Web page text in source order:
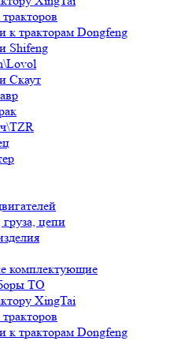
к тракторам Dongfeng
Shifeng
Скаут
цепи
комплектующие
ТО
XingTai
к тракторам Dongfeng